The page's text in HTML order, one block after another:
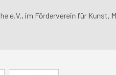
e.V., im Förderverein für Kunst,